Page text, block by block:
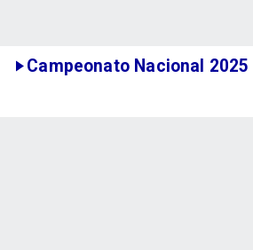
Campeonato Nacional 2025